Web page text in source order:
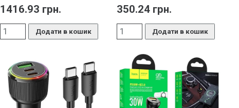
1416.93 грн.
Додати в кошик
350.24 грн.
Додати в кошик